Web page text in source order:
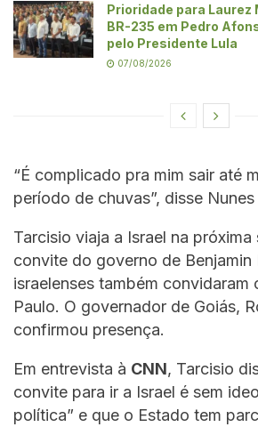
Prioridade para Laurez
BR-235 em Pedro
pelo Presidente Lula
07/08/2026
“É complicado pra mim sair até
período de chuvas”, disse Nunes
Tarcisio viaja a Israel na
convite do governo de Benjamin
israelenses também convidaram
Paulo. O governador de Goiás,
confirmou presença.
Em entrevista à CNN, Tarcisio
convite para ir a Israel é sem
política” e que o Estado tem